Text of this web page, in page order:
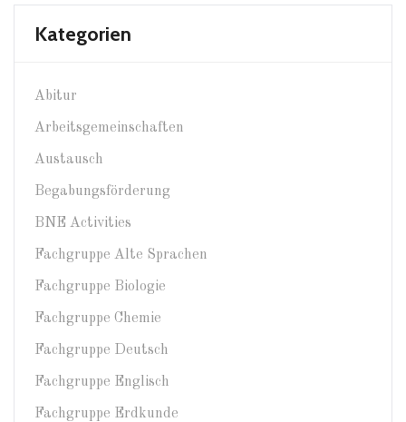
Kategorien
Abitur
Arbeitsgemeinschaften
Austausch
Begabungsförderung
BNE Activities
Fachgruppe Alte Sprachen
Fachgruppe Biologie
Fachgruppe Chemie
Fachgruppe Deutsch
Fachgruppe Englisch
Fachgruppe Erdkunde